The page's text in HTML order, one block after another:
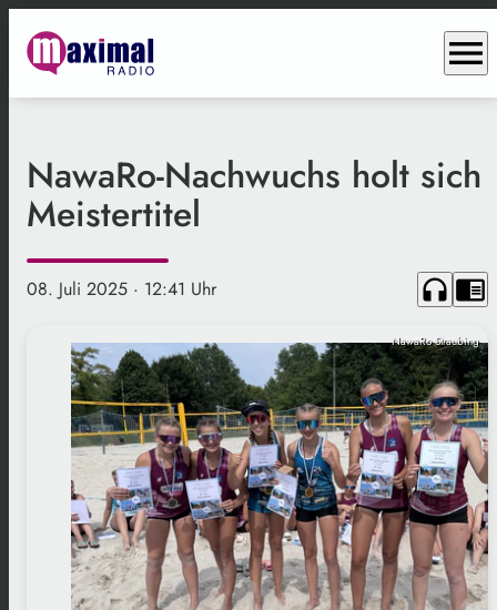
menu
NawaRo-Nachwuchs holt sich
Meistertitel
08. Juli 2025 · 12:41 Uhr headphones chrome_reader_mode
NawaRo Straubing